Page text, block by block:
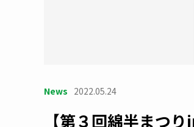
News 2022.05.24
【第３回綿半まつ